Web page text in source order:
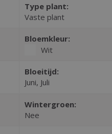
Type plant:
Vaste plant
Bloemkleur:
Wit
Bloeitijd:
Juni, Juli
Wintergroen:
Nee